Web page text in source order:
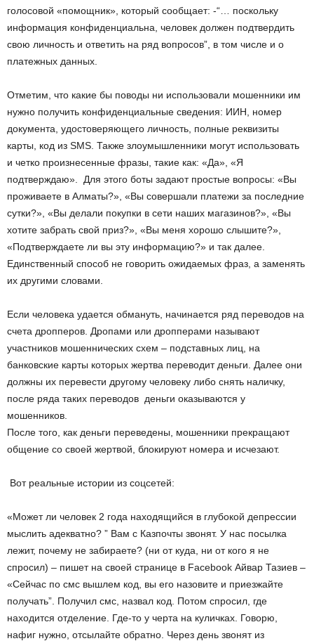
голосовой «помощник», который сообщает: -“… поскольку
информация конфиденциальна, человек должен подтвердить
свою личность и ответить на ряд вопросов”, в том числе и о
платежных данных.
Отметим, что какие бы поводы ни использовали мошенники им
нужно получить конфиденциальные сведения: ИИН, номер
документа, удостоверяющего личность, полные реквизиты
карты, код из SMS. Также злоумышленники могут использовать
и четко произнесенные фразы, такие как: «Да», «Я
подтверждаю». Для этого боты задают простые вопросы: «Вы
проживаете в Алматы?», «Вы совершали платежи за последние
сутки?», «Вы делали покупки в сети наших магазинов?», «Вы
хотите забрать свой приз?», «Вы меня хорошо слышите?»,
«Подтверждаете ли вы эту информацию?» и так далее.
Единственный способ не говорить ожидаемых фраз, а заменять
их другими словами.
Если человека удается обмануть, начинается ряд переводов на
счета дропперов. Дропами или дропперами называют
участников мошеннических схем – подставных лиц, на
банковские карты которых жертва переводит деньги. Далее они
должны их перевести другому человеку либо снять наличку,
после ряда таких переводов деньги оказываются у
мошенников.
После того, как деньги переведены, мошенники прекращают
общение со своей жертвой, блокируют номера и исчезают.
Вот реальные истории из соцсетей:
«Может ли человек 2 года находящийся в глубокой депрессии
мыслить адекватно? ” Вам с Казпочты звонят. У нас посылка
лежит, почему не забираете? (ни от куда, ни от кого я не
спросил) – пишет на своей странице в Facebook Айвар Тазиев –
«Сейчас по смс вышлем код, вы его назовите и приезжайте
получать”. Получил смс, назвал код. Потом спросил, где
находится отделение. Где-то у черта на куличках. Говорю,
нафиг нужно, отсылайте обратно. Через день звонят из